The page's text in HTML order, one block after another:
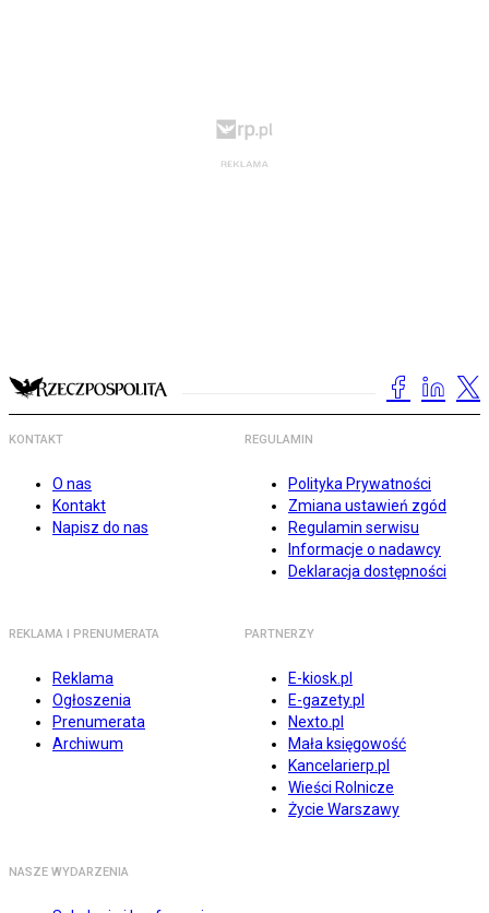
KONTAKT
O nas
Kontakt
Napisz do nas
REGULAMIN
Polityka Prywatności
Zmiana ustawień zgód
Regulamin serwisu
Informacje o nadawcy
Deklaracja dostępności
REKLAMA I PRENUMERATA
Reklama
Ogłoszenia
Prenumerata
Archiwum
PARTNERZY
E-kiosk.pl
E-gazety.pl
Nexto.pl
Mała księgowość
Kancelarierp.pl
Wieści Rolnicze
Życie Warszawy
NASZE WYDARZENIA